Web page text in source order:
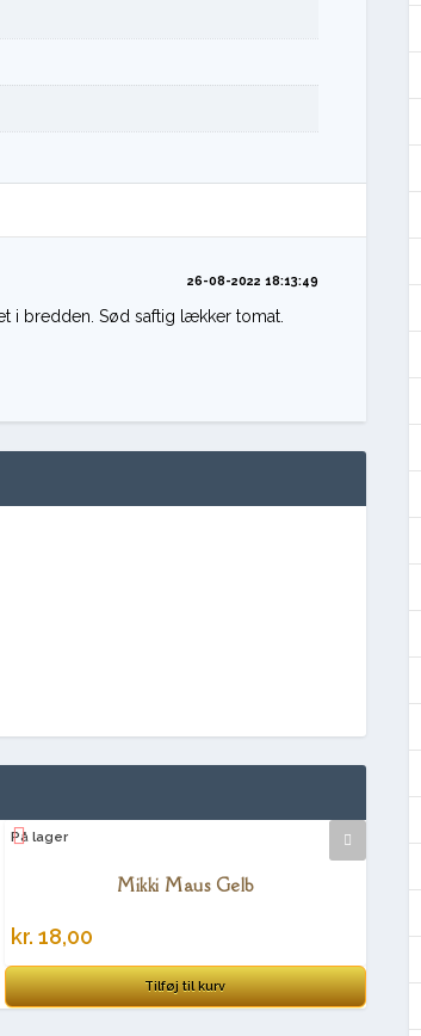
26-08-2022 18:13:49
i bredden. Sød saftig lækker tomat.
På lager
Mikki Maus Gelb
kr. 18,00
Tilføj til kurv